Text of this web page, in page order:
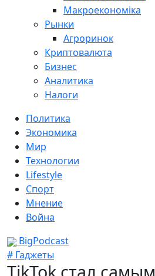
Макроекономіка
Рынки
Агроринок
Криптовалюта
Бизнес
Аналитика
Налоги
Политика
Экономика
Мир
Технологии
Lifestyle
Спорт
Мнение
Война
BigPodcast
# Гаджеты